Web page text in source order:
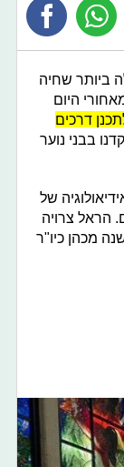
ביותר שחיה
מאחורי היום
דרכים
בבני נוער
של
הראל צרויה
ואייל צמיר (16) מחולון, כבר שנה מכהן כיו"ר